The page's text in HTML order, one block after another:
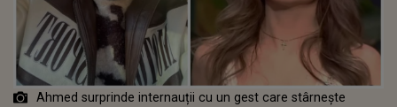
Ahmed surprinde internauții cu un gest care stârnește